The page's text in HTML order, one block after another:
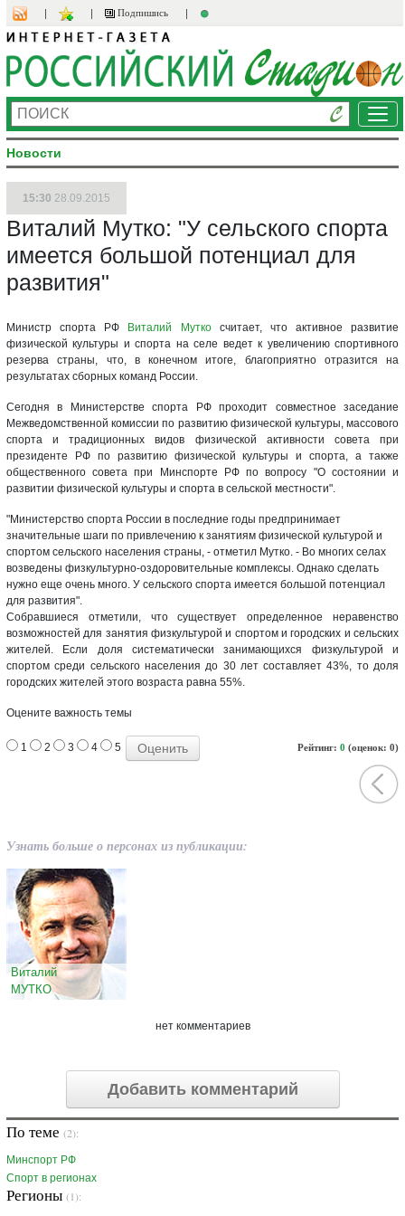
Подпишись
Новости
15:30 28.09.2015
Виталий Мутко: "У сельского спорта
имеется большой потенциал для
развития"
Министр спорта РФ Виталий Муткосчитает, что активное развитие
физической культуры и спорта на селе ведет к увеличению спортивного
резерва страны, что, в конечном итоге, благоприятно отразится на
результатах сборных команд России.
Сегодняв Министерстве спорта РФ проходит совместное заседание
Межведомственной комиссии по развитию физической культуры, массового
спорта и традиционных видов физической активности совета при
президенте РФ по развитию физической культуры и спорта, а также
общественного совета при Минспорте РФ по вопросу "О состоянии и
развитии физической культуры и спорта в сельской местности".
"Министерство спорта России в последние годы предпринимает
значительные шаги по привлечению к занятиям физической культурой и
спортом сельского населения страны, - отметил Мутко. - Во многих селах
возведены физкультурно-оздоровительные комплексы. Однако сделать
нужно еще очень много. У сельского спорта имеется большой потенциал
для развития".
Собравшиеся отметили, что существует определенное неравенство
возможностей для занятия физкультурой и спортом и городских и сельских
жителей. Если доля систематически занимающихся физкультурой и
спортом среди сельского населения до 30 лет составляет 43%, то доля
городских жителей этого возраста равна 55%.
Оцените важность темы
Рейтинг: 0 (оценок: 0)
1 2 3 4 5
Узнать больше о персонах из публикации:
Виталий
МУТКО
нет комментариев
Добавить комментарий
По теме (2):
Минспорт РФ
Спорт в регионах
Регионы (1):